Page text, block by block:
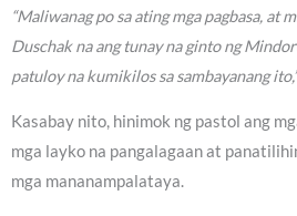
“Maliwanag po sa ating mga pagbasa, at
Duschak na ang tunay na ginto ng
patuloy na kumikilos sa sambayanang ito,”
Kasabay nito, hinimok ng pastol ang
mga layko na pangalagaan at
mga mananampalataya.